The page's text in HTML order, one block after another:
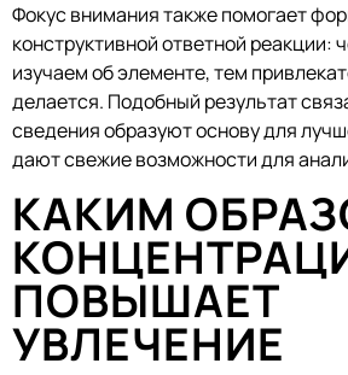
Фокус внимания также помогает
конструктивной ответной реакции:
изучаем об элементе, тем
делается. Подобный результат
сведения образуют основу для
дают свежие возможности для
КАКИМ
ПОВЫШАЕТ
УВЛЕЧЕНИЕ